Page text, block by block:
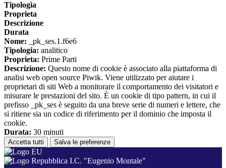
Tipologia
Proprieta
Descrizione
Durata
Nome: _pk_ses.1.f6e6
Tipologia: analitico
Proprieta: Prime Parti
Descrizione: Questo nome di cookie è associato alla piattaforma di
analisi web open source Piwik. Viene utilizzato per aiutare i
proprietari di siti Web a monitorare il comportamento dei visitatori e
misurare le prestazioni del sito. È un cookie di tipo pattern, in cui il
prefisso _pk_ses è seguito da una breve serie di numeri e lettere, che
si ritiene sia un codice di riferimento per il dominio che imposta il
cookie.
Durata: 30 minuti
Accetta tutti Salva le preferenze
I.C. "Eugenio Montale"